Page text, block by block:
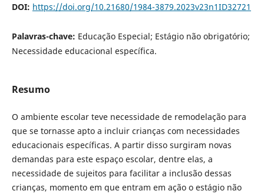
DOI: https://doi.org/10.21680/1984-3879.2023v23n1ID32721
Palavras-chave: Educação Especial; Estágio não obrigatório;
Necessidade educacional específica.
Resumo
O ambiente escolar teve necessidade de remodelação para
que se tornasse apto a incluir crianças com necessidades
educacionais específicas. A partir disso surgiram novas
demandas para este espaço escolar, dentre elas, a
necessidade de sujeitos para facilitar a inclusão dessas
crianças, momento em que entram em ação o estágio não